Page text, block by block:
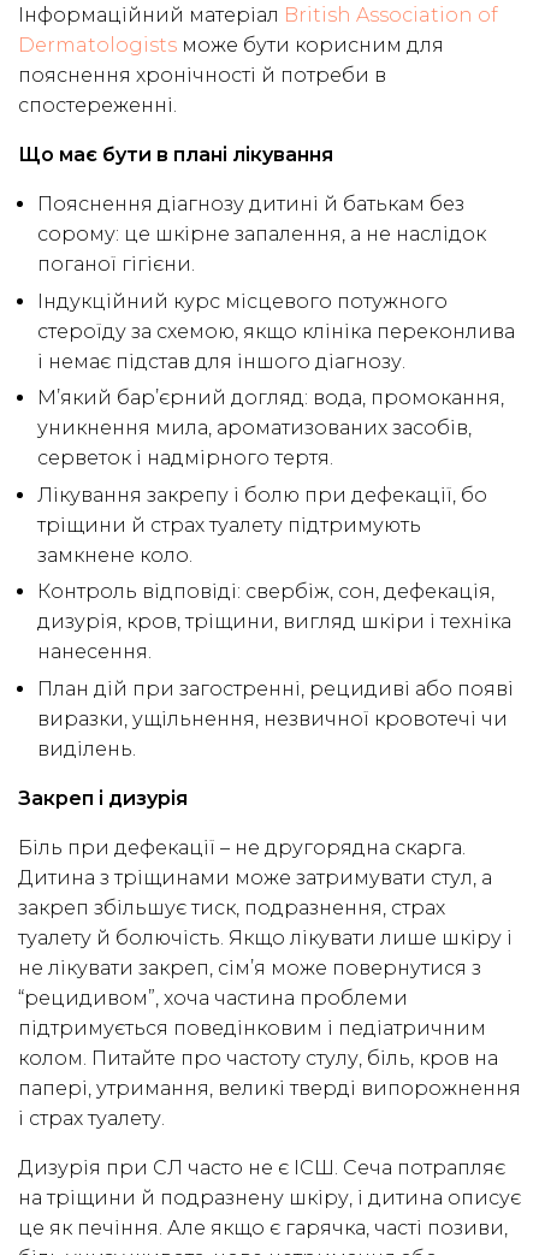
Інформаційний матеріал British Association of
Dermatologists може бути корисним для
пояснення хронічності й потреби в
спостереженні.
Що має бути в плані лікування
Пояснення діагнозу дитині й батькам без
сорому: це шкірне запалення, а не наслідок
поганої гігієни.
Індукційний курс місцевого потужного
стероїду за схемою, якщо клініка переконлива
і немає підстав для іншого діагнозу.
М’який бар’єрний догляд: вода, промокання,
уникнення мила, ароматизованих засобів,
серветок і надмірного тертя.
Лікування закрепу і болю при дефекації, бо
тріщини й страх туалету підтримують
замкнене коло.
Контроль відповіді: свербіж, сон, дефекація,
дизурія, кров, тріщини, вигляд шкіри і техніка
нанесення.
План дій при загостренні, рецидиві або появі
виразки, ущільнення, незвичної кровотечі чи
виділень.
Закреп і дизурія
Біль при дефекації – не другорядна скарга.
Дитина з тріщинами може затримувати стул, а
закреп збільшує тиск, подразнення, страх
туалету й болючість. Якщо лікувати лише шкіру і
не лікувати закреп, сім’я може повернутися з
“рецидивом”, хоча частина проблеми
підтримується поведінковим і педіатричним
колом. Питайте про частоту стулу, біль, кров на
папері, утримання, великі тверді випорожнення
і страх туалету.
Дизурія при СЛ часто не є ІСШ. Сеча потрапляє
на тріщини й подразнену шкіру, і дитина описує
це як печіння. Але якщо є гарячка, часті позиви,